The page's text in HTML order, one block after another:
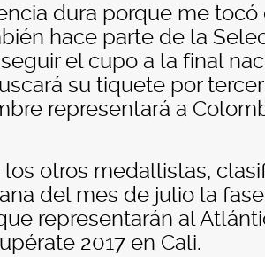
dura porque me
hace parte de la
el cupo a la final
su tiquete por
representará a
otros medallistas,
del mes de julio la
representarán al
2017 en Cali.